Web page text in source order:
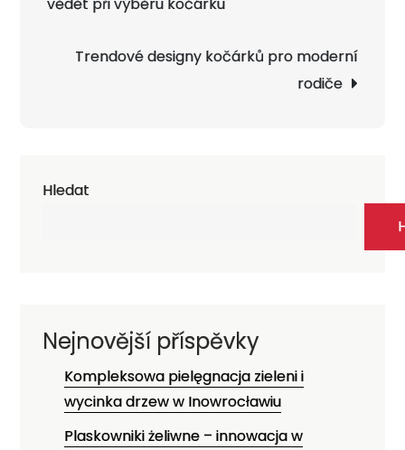
příspěvek
Trendové designy kočárků pro moderní
rodiče
Hledat
Nejnovější příspěvky
Kompleksowa pielęgnacja zieleni i
wycinka drzew w Inowrocławiu
Plaskowniki żeliwne – innowacja w